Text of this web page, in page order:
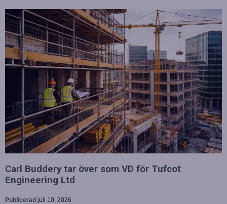
Carl Buddery tar över som VD för Tufcot
Engineering Ltd
Publicerad juli 10, 2026